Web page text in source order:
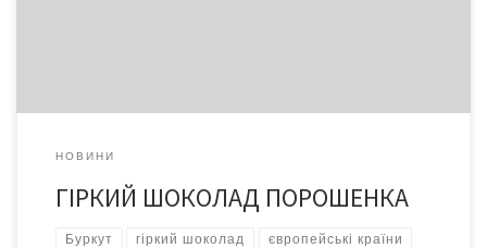
НОВИНИ
ГІРКИЙ ШОКОЛАД ПОРОШЕНКА
Буркут гіркий шоколад європейські країни